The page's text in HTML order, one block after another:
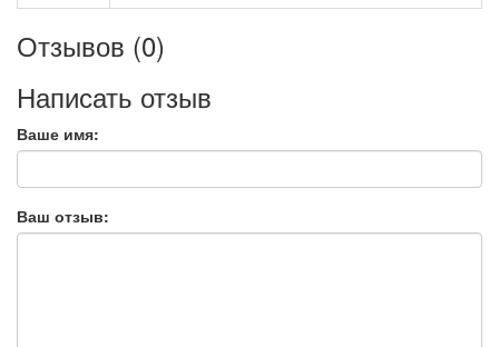
Отзывов (0)
Написать отзыв
Ваше имя:
Ваш отзыв: